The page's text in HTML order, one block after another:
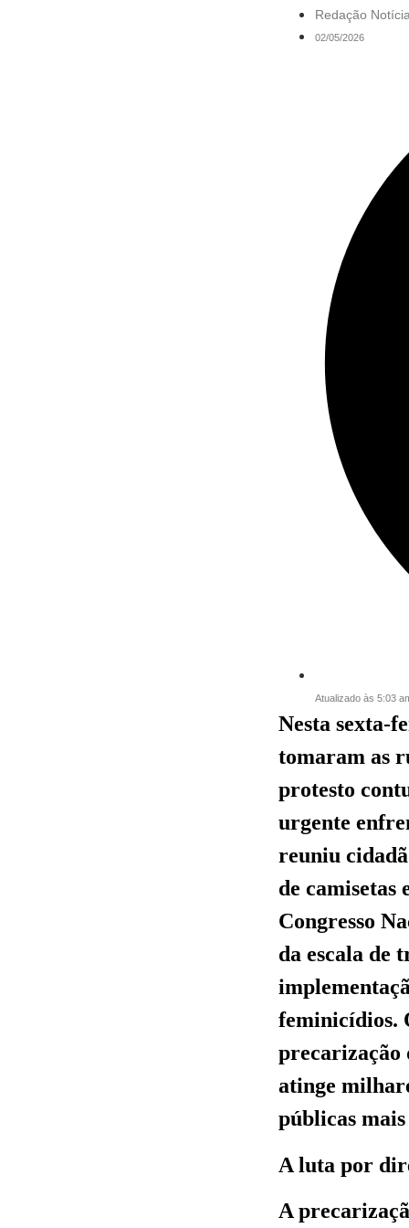
Redação
02/05/2026
Atualizado às 5:03
Nesta sexta-
tomaram as
protesto
urgente
reuniu
de camisetas
Congresso
da escala de
feminicídios.
precarização
atinge
públicas
A luta por
A